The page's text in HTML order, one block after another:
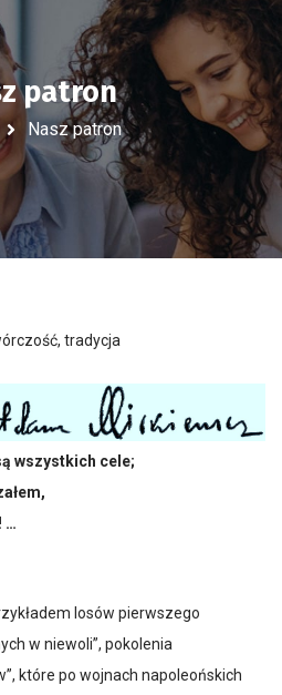
patron
Nasz patron
tradycja
wszystkich cele;
…
losów pierwszego
w niewoli”, pokolenia
które po wojnach napoleońskich